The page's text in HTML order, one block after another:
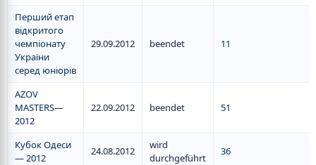
Перший етап
відкритого
чемпіонату
України
серед юніорів
29.09.2012 beendet 11
AZOV
MASTERS—
2012
22.09.2012 beendet 51
Кубок Одеси
— 2012
24.08.2012
wird
durchgeführt
36